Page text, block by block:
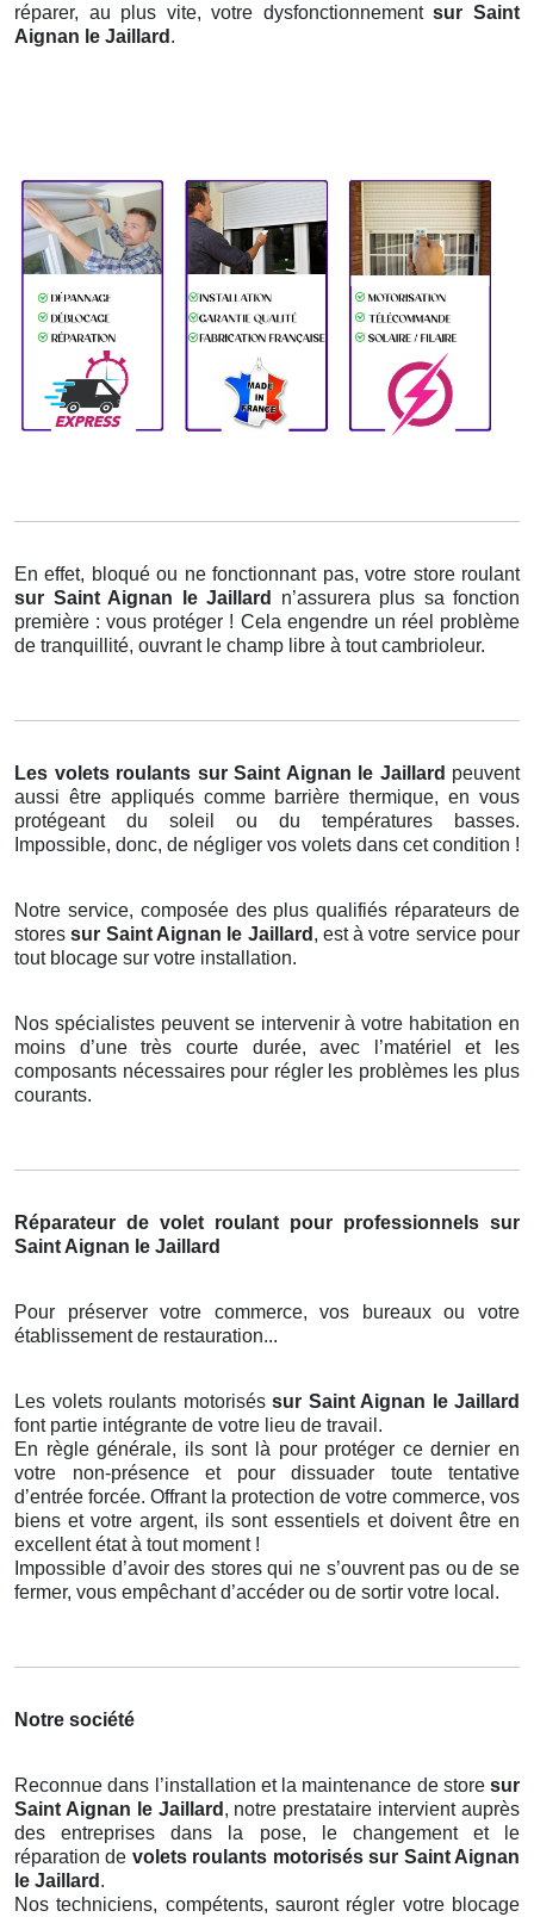
réparer, au plus vite, votre dysfonctionnementsur Saint
Aignan le Jaillard .
En effet, bloqué ou ne fonctionnant pas, votre store roulant
sur Saint Aignan le Jaillard n’assurera plus sa fonction
première : vous protéger ! Cela engendre un réel problème
de tranquillité, ouvrant le champ libre à tout cambrioleur.
Les volets roulants sur Saint Aignan le Jaillard peuvent
aussi être appliqués comme barrière thermique, en vous
protégeant du soleil ou du températures basses.
Impossible, donc, de négliger vos volets dans cet condition !
Notre service, composée des plus qualifiés réparateurs de
storessur Saint Aignan le Jaillard , est à votre service pour
tout blocage sur votre installation.
Nos spécialistes peuvent se intervenir à votre habitation en
moins d’une très courte durée, avec l’matériel et les
composants nécessaires pour régler les problèmes les plus
courants.
Réparateur de volet roulant pour professionnels sur
Saint Aignan le Jaillard
Pour préserver votre commerce, vos bureaux ou votre
établissement de restauration...
Les volets roulants motorisés sur Saint Aignan le Jaillard
font partie intégrante de votre lieu de travail.
En règle générale, ils sont là pour protéger ce dernier en
votre non-présence et pour dissuader toute tentative
d’entrée forcée. Offrant la protection de votre commerce, vos
biens et votre argent, ils sont essentiels et doivent être en
excellent état à tout moment !
Impossible d’avoir des stores qui ne s’ouvrent pas ou de se
fermer, vous empêchant d’accéder ou de sortir votre local.
Notre société
Reconnue dans l’installation et la maintenance de store sur
Saint Aignan le Jaillard , notre prestataire intervient auprès
des entreprises dans la pose, le changement et le
réparation de volets roulants motorisés sur Saint Aignan
le Jaillard .
Nos techniciens, compétents, sauront régler votre blocage